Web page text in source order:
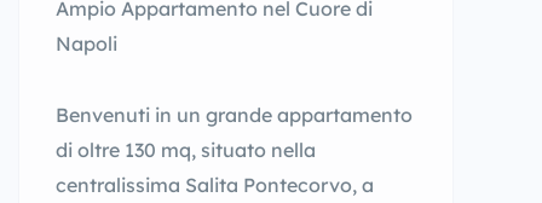
Ampio Appartamento nel Cuore di
Napoli
Benvenuti in un grande appartamento
di oltre 130 mq, situato nella
centralissima Salita Pontecorvo, a